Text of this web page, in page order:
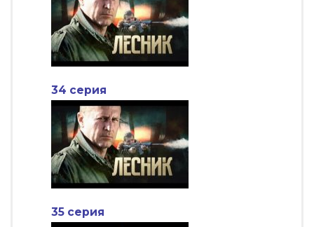
34 серия
35 серия